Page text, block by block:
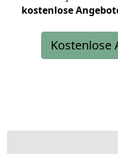
kostenlose
Kostenlose